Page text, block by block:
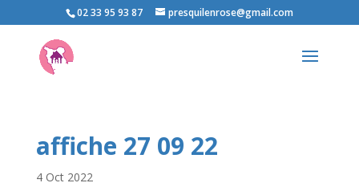
02 33 95 93 87 presquilenrose@gmail.com
affiche 27 09 22
4 Oct 2022